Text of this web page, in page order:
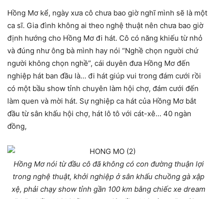
Hồng Mơ kể, ngày xưa cô chưa bao giờ nghĩ mình sẽ là một
ca sĩ. Gia đình không ai theo nghệ thuật nên chưa bao giờ
định hướng cho Hồng Mơ đi hát. Cô có năng khiếu từ nhỏ
và đúng như ông bà mình hay nói “Nghề chọn người chứ
người không chọn nghề”, cái duyên đưa Hồng Mơ đến
nghiệp hát ban đầu là… đi hát giúp vui trong đám cưới rồi
có một bầu show tỉnh chuyên làm hội chợ, đám cưới đến
làm quen và mời hát. Sự nghiệp ca hát của Hồng Mơ bắt
đầu từ sân khấu hội chợ, hát lô tô với cát-xê… 40 ngàn
đồng,
Hồng Mơ nói từ đầu cô đã không có con đường thuận lợi
trong nghệ thuật, khởi nghiệp ở sân khấu chuồng gà xập
xệ, phải chạy show tỉnh gần 100 km bằng chiếc xe dream